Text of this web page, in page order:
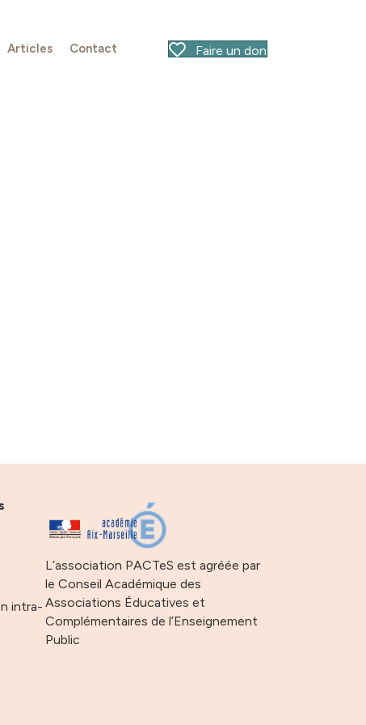
Articles Contact Faire un don
intra-
L’association PACTeS est agréée par
le Conseil Académique des
Associations Éducatives et
Complémentaires de l’Enseignement
Public